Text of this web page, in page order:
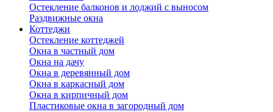
Остекление балконов и лоджий с выносом
Раздвижные окна
Коттеджи
Остекление коттеджей
Окна в частный дом
Окна на дачу
Окна в деревянный дом
Окна в каркасный дом
Окна в кирпичный дом
Пластиковые окна в загородный дом